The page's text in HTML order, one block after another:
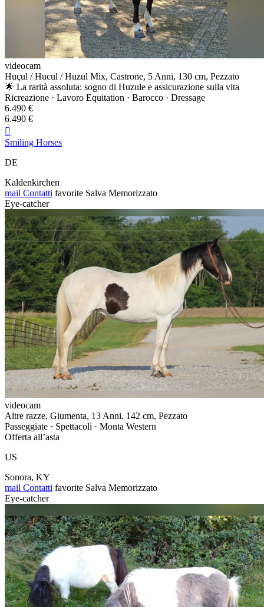
videocam
Huçul / Hucul / Huzul Mix, Castrone, 5 Anni, 130 cm, Pezzato
🌟 La rarità assoluta: sogno di Huzule e assicurazione sulla vita
Ricreazione · Lavoro Equitation · Barocco · Dressage
6.490 €
6.490 €

Smiling Horses
DE
Kaldenkirchen
mail Contatti favorite Salva Memorizzato
Eye-catcher
videocam
Altre razze, Giumenta, 13 Anni, 142 cm, Pezzato
Passeggiate · Spettacoli · Monta Western
Offerta all’asta
US
Sonora, KY
mail Contatti favorite Salva Memorizzato
Eye-catcher